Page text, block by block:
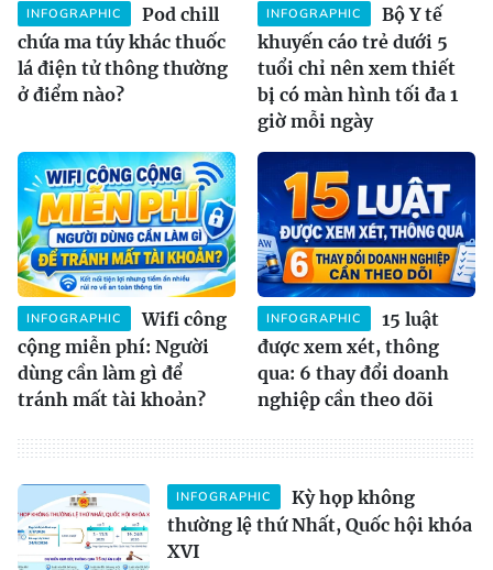
INFOGRAPHIC
Pod chill
chứa ma túy khác thuốc
lá điện tử thông thường
ở điểm nào?
INFOGRAPHIC
Bộ Y tế
khuyến cáo trẻ dưới 5
tuổi chỉ nên xem thiết
bị có màn hình tối đa 1
giờ mỗi ngày
INFOGRAPHIC
Wifi công
cộng miễn phí: Người
dùng cần làm gì để
tránh mất tài khoản?
INFOGRAPHIC
15 luật
được xem xét, thông
qua: 6 thay đổi doanh
nghiệp cần theo dõi
INFOGRAPHIC
Kỳ họp không
thường lệ thứ Nhất, Quốc hội khóa
XVI